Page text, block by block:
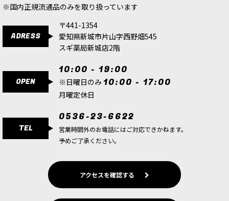
ゲーム「ウォーハンマー40,000」ケイオス・スペ
ースマリーンの勢力のコレクションを始めたり、
アーミーの拡充にもおすすめなボックスセット。
シタデルミニチュア26体を収録。収録内容ミニチ
ュア26体（未組…
[ケイオス・スペースマリーン] レギオナリー
105]
9,900円(税込)
ケイオス・スペースマリーンレギオネア レギオネ
ア（Legionaries）は、敵の抵抗を粉砕する恐る
べき突撃を敢行するケイオス・スペースマリーン
の主力歩兵です。 彼らはロングウォー（長き戦
[ケイオス・スペースマリーン] トレイター・エン
フォーサー[43-106]
※国内正規流通品のみを取り扱っています
ADRESS
〒441-1354
愛知県新城市片山字西野畑545
スギ薬局新城店2階
OPEN
10:00 - 19:00
※日曜日のみ 10:00 - 17:00
月曜定休日
TEL
0536-23-6622
営業時間外のお電話にはご対応できかねます。
予めご了承ください。
アクセスを確認する